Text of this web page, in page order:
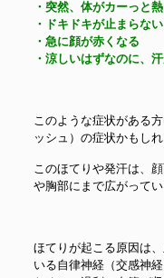
・突然、体がカーっと
・ドキドキが止まらない
・急に顔が赤くなる
・涼しいはずなのに、
このような症状がある
ッシュ）の症状かもしれ
このほてりや発汗は、
や胸部にまで広がってい
ほてりが起こる原因は
いる自律神経（交感神